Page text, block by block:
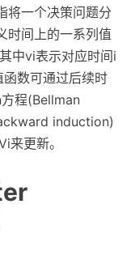
一个决策问题分
时间上的一系列值
中vi表示对应时间i
数可通过后续时
程(Bellman
induction)
来更新。